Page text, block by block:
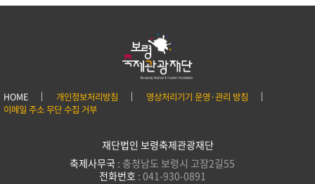
HOME 개인정보처리방침
영상처리기기 운영·관리 방침
이메일 주소 무단 수집 거부
재단법인 보령축제관광재단
축제사무국 : 충청남도 보령시 고잠2길55
전화번호 : 041-930-0891